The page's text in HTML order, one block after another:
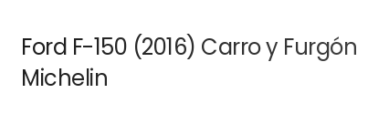
Ford F-150 (2016) Carro y Furgón
Michelin